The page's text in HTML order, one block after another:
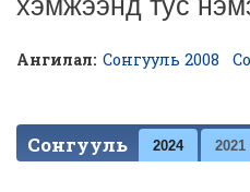
Ангилал: Сонгууль 2008
Сонгууль 2024 2021